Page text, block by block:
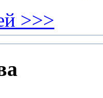
>>>